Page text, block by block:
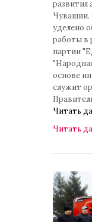
развития
Чувашии.
уделено
работы в
партии
основе
служит
Читать
Читать